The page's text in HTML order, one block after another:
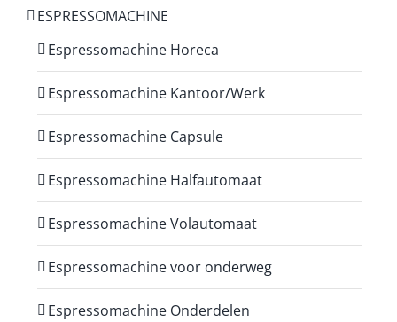
ESPRESSOMACHINE
Espressomachine Horeca
Espressomachine Kantoor/Werk
Espressomachine Capsule
Espressomachine Halfautomaat
Espressomachine Volautomaat
Espressomachine voor onderweg
Espressomachine Onderdelen